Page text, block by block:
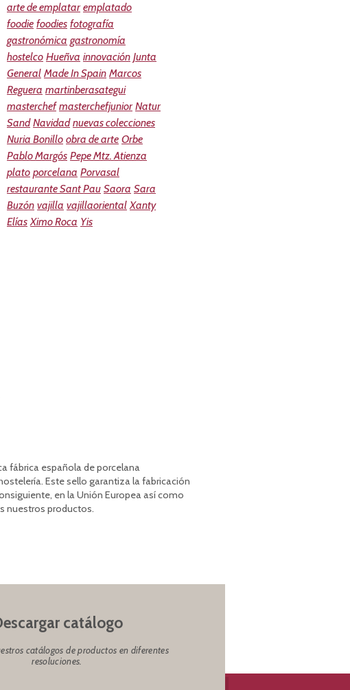
arte de emplatar emplatado
foodie foodies fotografía
gastronómica gastronomía
hostelco Hueñva innovación Junta
General Made In Spain Marcos
Reguera martinberasategui
masterchef masterchefjunior Natur
Sand Navidad nuevas colecciones
Nuria Bonillo obra de arte Orbe
Pablo Margós Pepe Mtz. Atienza
plato porcelana Porvasal
restaurante Sant Pau Saora Sara
Buzón vajilla vajillaoriental Xanty
Elías Ximo Roca Yis
fábrica española de porcelana
Este sello garantiza la fabricación
en la Unión Europea así como
nuestros productos.
catálogo
catálogos de productos en diferentes
resoluciones.